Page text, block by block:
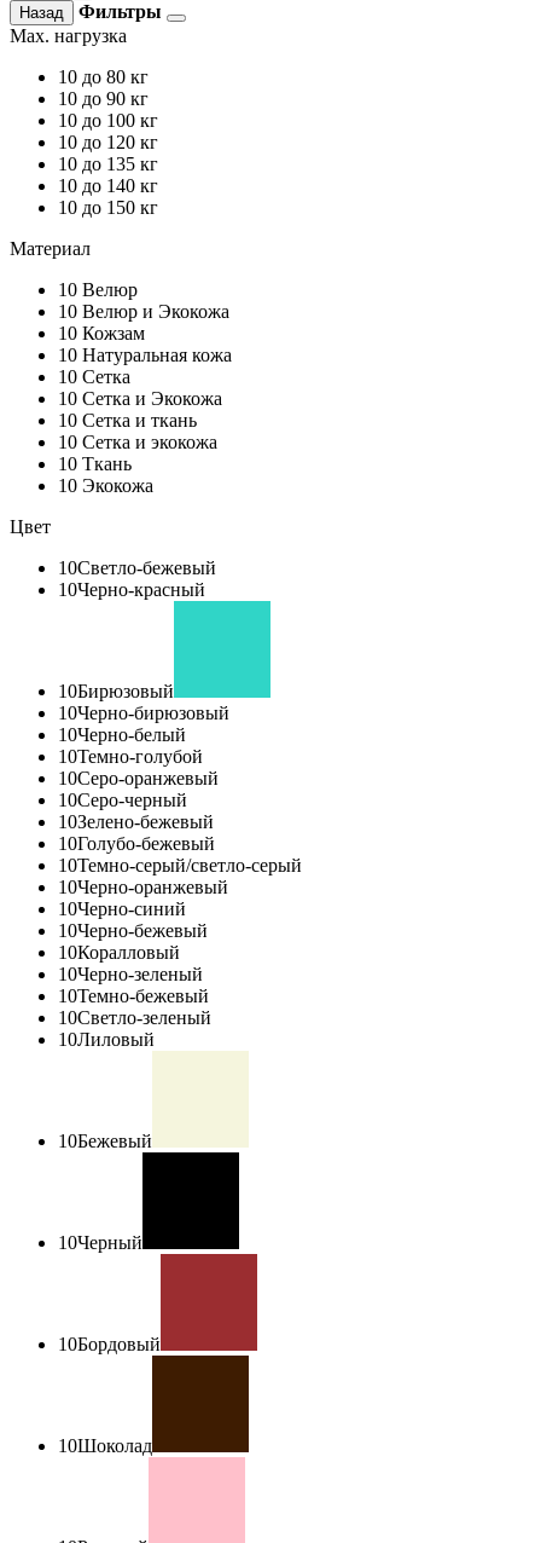
Назад
Фильтры
Max. нагрузка
10 до 80 кг
10 до 90 кг
10 до 100 кг
10 до 120 кг
10 до 135 кг
10 до 140 кг
10 до 150 кг
Материал
10 Велюр
10 Велюр и Экокожа
10 Кожзам
10 Натуральная кожа
10 Сетка
10 Сетка и Экокожа
10 Сетка и ткань
10 Сетка и экокожа
10 Ткань
10 Экокожа
Цвет
10Светло-бежевый
10Черно-красный
10Бирюзовый
10Черно-бирюзовый
10Черно-белый
10Темно-голубой
10Серо-оранжевый
10Серо-черный
10Зелено-бежевый
10Голубо-бежевый
10Темно-серый/светло-серый
10Черно-оранжевый
10Черно-синий
10Черно-бежевый
10Коралловый
10Черно-зеленый
10Темно-бежевый
10Светло-зеленый
10Лиловый
10Бежевый
10Черный
10Бордовый
10Шоколад